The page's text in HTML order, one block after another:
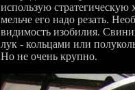
использую стратегическую
мельче его надо резать.
видимость изобилия.
лук - кольцами или
Но не очень крупно.